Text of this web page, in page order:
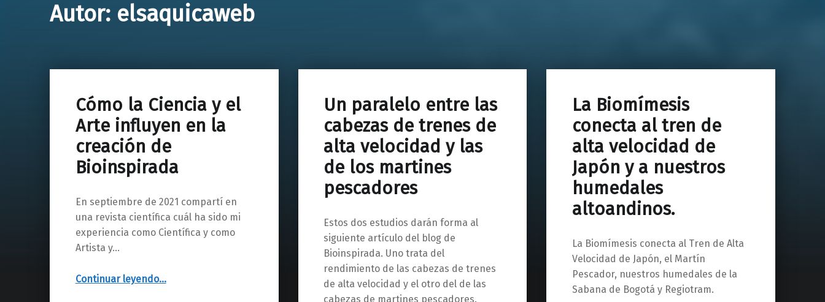
Autor: elsaquicaweb
Cómo la Ciencia y el
Arte influyen en la
creación de
Bioinspirada
En septiembre de 2021 compartí en
una revista científica cuál ha sido mi
experiencia como Científica y como
Artista y…
Continuar leyendo“Cómo la Ciencia y el Arte influyen en la creación de Bioinspirada”
…
Un paralelo entre las
cabezas de trenes de
alta velocidad y las
de los martines
pescadores
Estos dos estudios darán forma al
siguiente artículo del blog de
Bioinspirada. Uno trata del
rendimiento de las cabezas de trenes
de alta velocidad y el otro del de las
cabezas de martines pescadores.
La Biomímesis
conecta al tren de
alta velocidad de
Japón y a nuestros
humedales
altoandinos.
La Biomímesis conecta al Tren de Alta
Velocidad de Japón, el Martín
Pescador, nuestros humedales de la
Sabana de Bogotá y Regiotram.